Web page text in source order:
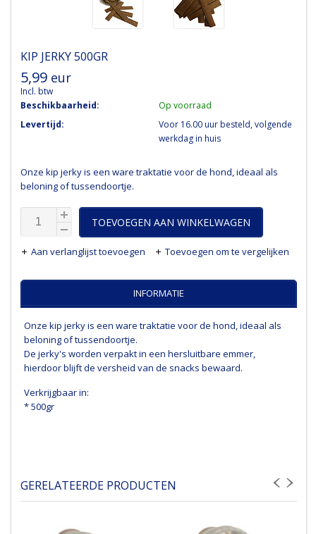
KIP JERKY 500GR
5,99 eur
Incl. btw
Beschikbaarheid:
Op voorraad
Levertijd:
Voor 16.00 uur besteld, volgende
werkdag in huis
Onze kip jerky is een ware traktatie voor de hond, ideaal als
beloning of tussendoortje.
TOEVOEGEN AAN WINKELWAGEN
Aan verlanglijst toevoegen Toevoegen om te vergelijken
INFORMATIE
Onze kip jerky is een ware traktatie voor de hond, ideaal als
beloning of tussendoortje.
De jerky's worden verpakt in een hersluitbare emmer,
hierdoor blijft de versheid van de snacks bewaard.
Verkrijgbaar in:
* 500gr
GERELATEERDE PRODUCTEN